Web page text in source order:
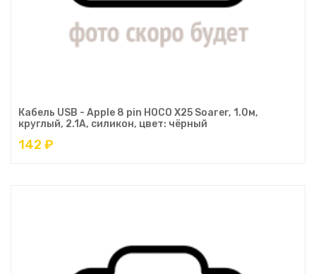
Кабель USB - Apple 8 pin HOCO X25 Soarer, 1.0м,
круглый, 2.1A, силикон, цвет: чёрный
142 ₽